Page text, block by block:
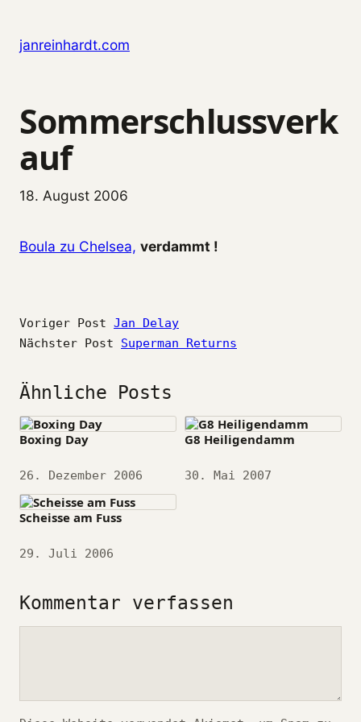
janreinhardt.com
Sommerschlussverk
auf
18. August 2006
Boula zu Chelsea, verdammt !
Voriger Post Jan Delay
Nächster Post
Superman Returns
Ähnliche Posts
Boxing Day
Datum
26. Dezember 2006
G8 Heiligendamm
Datum
30. Mai 2007
Scheisse am Fuss
Datum
29. Juli 2006
Kommentar verfassen